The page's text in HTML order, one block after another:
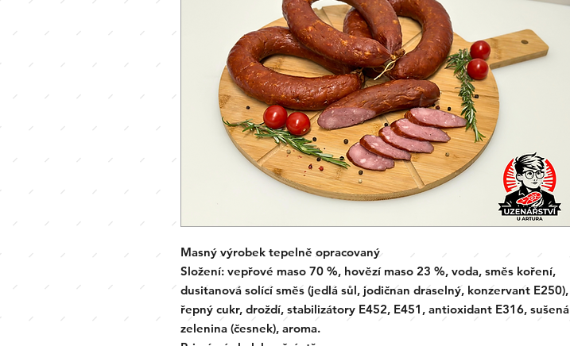
Masný výrobek tepelně opracovaný
Složení: vepřové maso 70 %, hovězí maso 23 %, voda, směs koření,
dusitanová solící směs (jedlá sůl, jodičnan draselný, konzervant E250),
řepný cukr, droždí, stabilizátory E452, E451, antioxidant E316, sušená
zelenina (česnek), aroma.